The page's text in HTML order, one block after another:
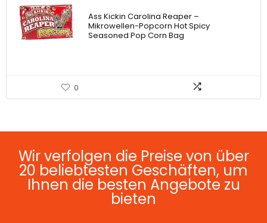
Ass Kickin Carolina Reaper –
Mikrowellen-Popcorn Hot Spicy
Seasoned Pop Corn Bag
0
Wir verfolgen die Preise von über
20 beliebtesten Geschäften, um
Ihnen die besten Angebote zu
bieten